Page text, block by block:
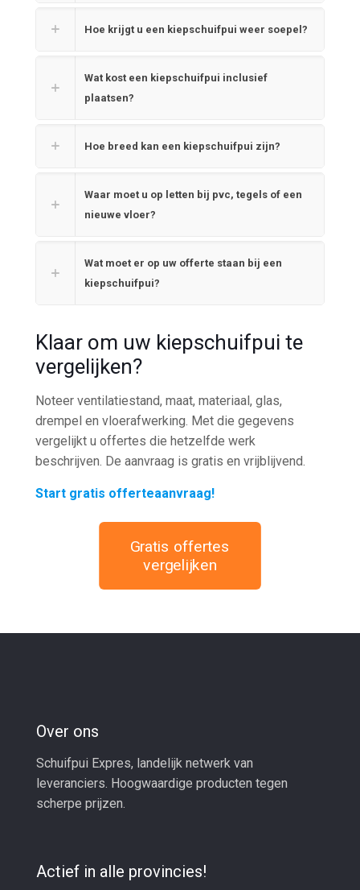
Hoe krijgt u een kiepschuifpui weer soepel?
Wat kost een kiepschuifpui inclusief
plaatsen?
Hoe breed kan een kiepschuifpui zijn?
Waar moet u op letten bij pvc, tegels of een
nieuwe vloer?
Wat moet er op uw offerte staan bij een
kiepschuifpui?
Klaar om uw kiepschuifpui te
vergelijken?
Noteer ventilatiestand, maat, materiaal, glas,
drempel en vloerafwerking. Met die gegevens
vergelijkt u offertes die hetzelfde werk
beschrijven. De aanvraag is gratis en vrijblijvend.
Start gratis offerteaanvraag!
Gratis offertes
vergelijken
Over ons
Schuifpui Expres, landelijk netwerk van
leveranciers. Hoogwaardige producten tegen
scherpe prijzen.
Actief in alle provincies!